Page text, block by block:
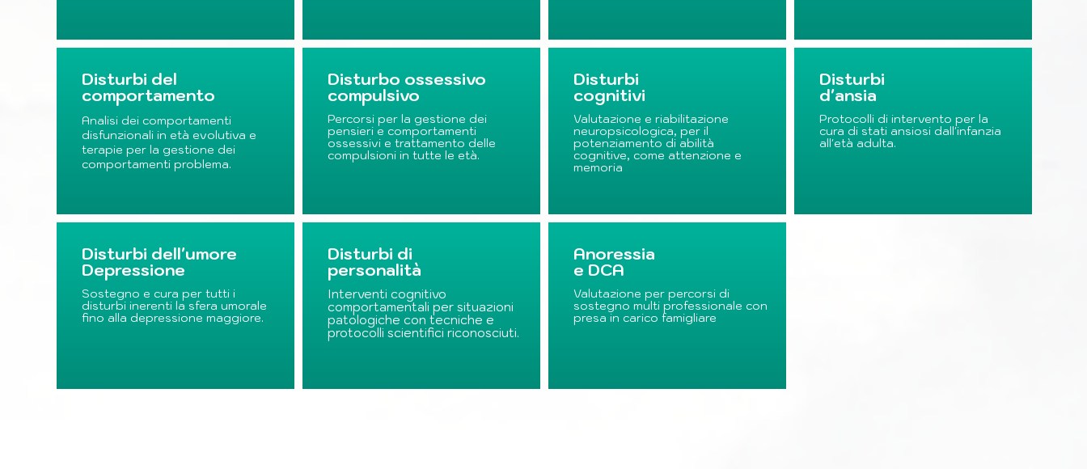
Disturbi del
comportamento
Analisi dei comportamenti
disfunzionali in età evolutiva e
terapie per la gestione dei
comportamenti problema.
Disturbi dell'umore
Depressione
Sostegno e cura per tutti i
disturbi inerenti la sfera umorale
fino alla depressione maggiore.
Disturbo ossessivo
compulsivo
Percorsi per la gestione dei
pensieri e comportamenti
ossessivi e trattamento delle
compulsioni in tutte le età.
Disturbi di
personalità
Interventi cognitivo
comportamentali per situazioni
patologiche con tecniche e
protocolli scientifici riconosciuti.
Disturbi
cognitivi
Valutazione e riabilitazione
neuropsicologica, per il
potenziamento di abilità
cognitive, come attenzione e
memoria
Anoressia
e DCA
Valutazione per percorsi di
sostegno multi professionale con
presa in carico famigliare
Disturbi
d'ansia
Protocolli di intervento per la
cura di stati ansiosi dall'infanzia
all'età adulta.